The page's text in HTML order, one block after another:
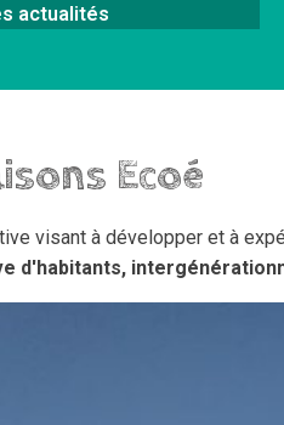
actualités
Ecoé
visant à développer et à
d'habitants,